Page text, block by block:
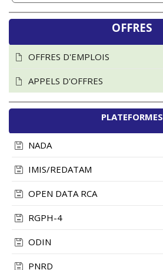
OFFRES
OFFRES D'EMPLOIS
APPELS D'OFFRES
PLATEFORMES
NADA
IMIS/REDATAM
OPEN DATA RCA
RGPH-4
ODIN
PNRD